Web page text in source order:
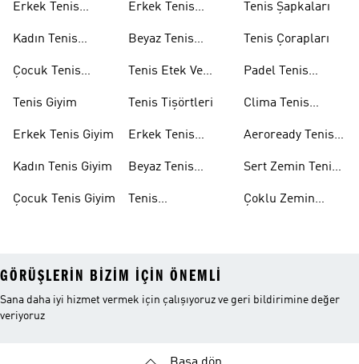
Erkek Tenis
Kadın Tenis
Çocuk Tenis
Tenis Giyim
Erkek Tenis Giyim
Kadın Tenis Giyim
Çocuk Tenis Giyim
Erkek Tenis
Beyaz Tenis
Tenis Etek Ve
Tenis Tişörtleri
Erkek Tenis
Beyaz Tenis
Tenis
Tenis Şapkaları
Tenis Çorapları
Padel Tenis
Clima Tenis
Aeroready Tenis
Sert Zemin Tenis
Çoklu Zemin
GÖRÜŞLERIN BIZIM IÇIN ÖNEMLI
Sana daha iyi hizmet vermek için çalışıyoruz ve geri bildirimine değer
veriyoruz